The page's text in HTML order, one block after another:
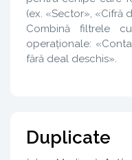
(ex. «Sector», «Cifră
Combină filtrele
operaționale:
fără deal deschis».
Duplicate